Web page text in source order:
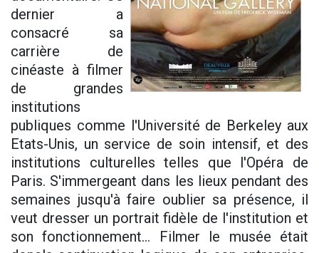
dernier a
consacré sa
carrière de
cinéaste à filmer
de grandes
institutions
publiques comme l'Université de Berkeley aux
Etats-Unis, un service de soin intensif, et des
institutions culturelles telles que l'Opéra de
Paris. S'immergeant dans les lieux pendant des
semaines jusqu'à faire oublier sa présence, il
veut dresser un portrait fidèle de l'institution et
son fonctionnement... Filmer le musée était